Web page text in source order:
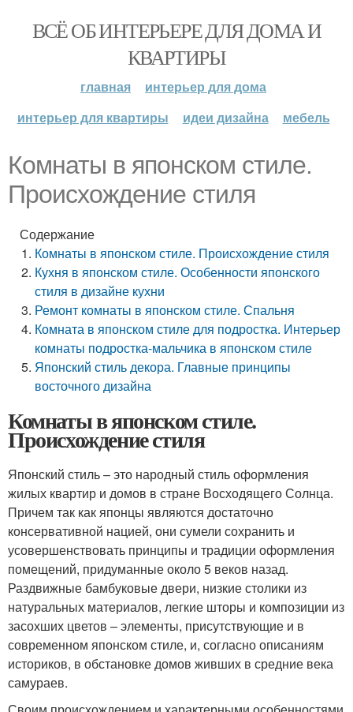
ВСЁ ОБ ИНТЕРЬЕРЕ ДЛЯ ДОМА И
КВАРТИРЫ
главная
интерьер для дома
интерьер для квартиры
идеи дизайна мебель
Комнаты в японском стиле.
Происхождение стиля
Содержание
Комнаты в японском стиле. Происхождение стиля
Кухня в японском стиле. Особенности японского
стиля в дизайне кухни
Ремонт комнаты в японском стиле. Спальня
Комната в японском стиле для подростка. Интерьер
комнаты подростка-мальчика в японском стиле
Японский стиль декора. Главные принципы
восточного дизайна
Комнаты в японском стиле.
Происхождение стиля
Японский стиль – это народный стиль оформления
жилых квартир и домов в стране Восходящего Солнца.
Причем так как японцы являются достаточно
консервативной нацией, они сумели сохранить и
усовершенствовать принципы и традиции оформления
помещений, придуманные около 5 веков назад.
Раздвижные бамбуковые двери, низкие столики из
натуральных материалов, легкие шторы и композиции из
засохших цветов – элементы, присутствующие и в
современном японском стиле, и, согласно описаниям
историков, в обстановке домов живших в средние века
самураев.